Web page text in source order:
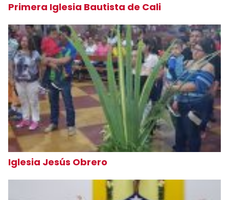
Primera Iglesia Bautista de Cali
Iglesia Jesús Obrero